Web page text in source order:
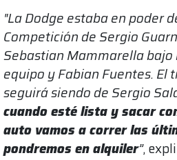
"La Dodge estaba en poder
Competición de Sergio
Sebastian Mammarella bajo
equipo y Fabian Fuentes. El
seguirá siendo de Sergio
cuando esté lista y sacar
auto vamos a correr las
pondremos en alquiler”,